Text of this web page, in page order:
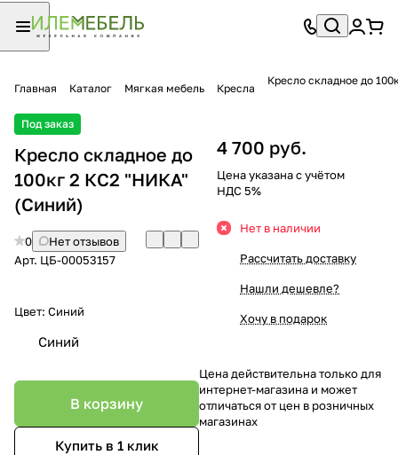
Главная Каталог Мягкая мебель Кресла
Кресло складное до
Под заказ
Кресло складное до
100кг 2 КС2 "НИКА"
(Синий)
0
Нет отзывов
Арт. ЦБ-00053157
Цвет: Синий
Синий
В корзину
Купить в 1 клик
4 700 руб.
Цена указана с учётом
НДС 5%
Нет в наличии
Рассчитать доставку
Нашли дешевле?
Хочу в подарок
Цена действительна только для
интернет-магазина и может
отличаться от цен в розничных
магазинах